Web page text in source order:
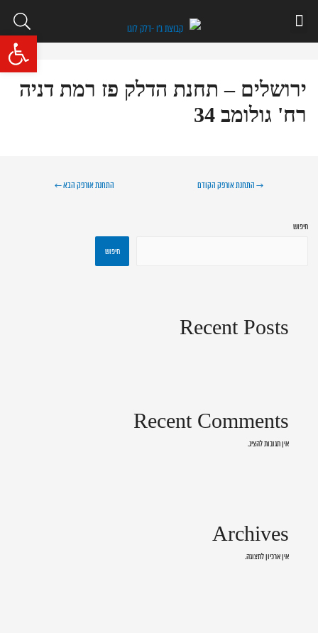
פתח סרגל
ירושלים – תחנת הדלק פז רמת דניה
רח' גולומב 34
→התחנת אורפק הקודם התחנת אורפק הבא←
חיפוש
חיפוש
Recent Posts
Recent Comments
אין תגובות להציג.
Archives
אין ארכיון לתצוגה.